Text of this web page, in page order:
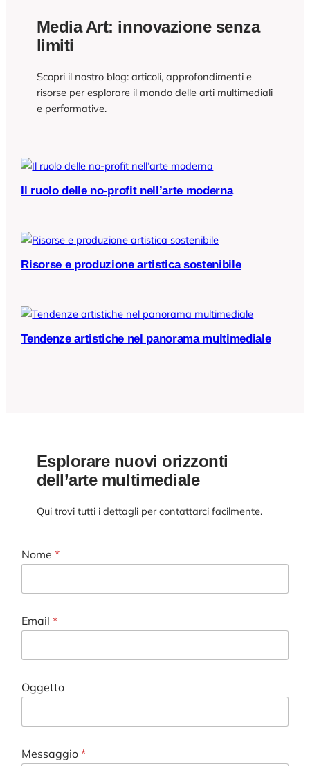
Media Art: innovazione senza
limiti
Scopri il nostro blog: articoli, approfondimenti e
risorse per esplorare il mondo delle arti multimediali
e performative.
Il ruolo delle no-profit nell’arte moderna
Risorse e produzione artistica sostenibile
Tendenze artistiche nel panorama multimediale
Esplorare nuovi orizzonti
dell’arte multimediale
Qui trovi tutti i dettagli per contattarci facilmente.
Nome*
e
a
g
i
O
g
Email*
Oggetto
Messaggio*